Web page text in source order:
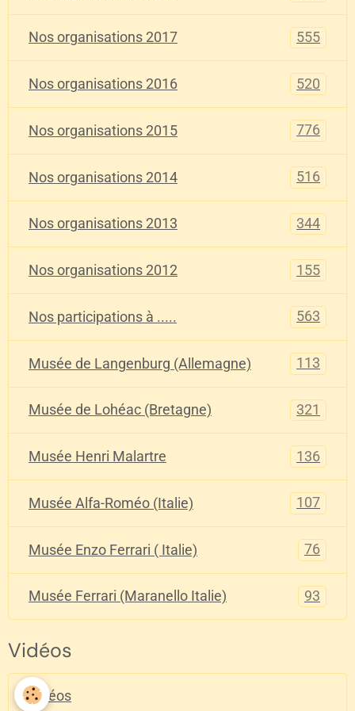
Nos organisations 2017 555
Nos organisations 2016 520
Nos organisations 2015 776
Nos organisations 2014 516
Nos organisations 2013 344
Nos organisations 2012 155
Nos participations à ..... 563
Musée de Langenburg (Allemagne) 113
Musée de Lohéac (Bretagne) 321
Musée Henri Malartre 136
Musée Alfa-Roméo (Italie) 107
Musée Enzo Ferrari ( Italie) 76
Musée Ferrari (Maranello Italie) 93
Vidéos
Vidéos